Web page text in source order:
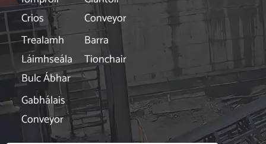
Crios
Conveyor
Trealamh
Láimhseála
Bulc Ábhar
Barra
Tionchair
Gabhálais
Conveyor